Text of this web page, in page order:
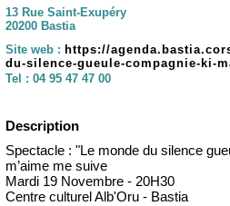
13 Rue Saint-Exupéry
20200 Bastia
Site web : https://
du-silence-gueule-compagnie-ki-
Tel : 04 95 47 47 00
Description
Spectacle : "Le monde du silence
m’aime me suive
Mardi 19 Novembre - 20H30
Centre culturel Alb'Oru - Bastia